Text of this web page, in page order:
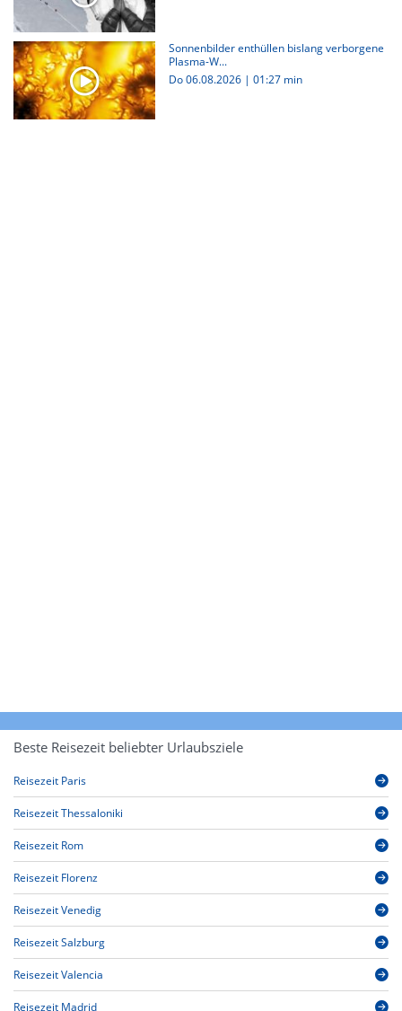
Sonnenbilder enthüllen bislang verborgene
Plasma-W...
Do 06.08.2026 | 01:27 min
Beste Reisezeit beliebter Urlaubsziele
Reisezeit Paris
Reisezeit Thessaloniki
Reisezeit Rom
Reisezeit Florenz
Reisezeit Venedig
Reisezeit Salzburg
Reisezeit Valencia
Reisezeit Madrid